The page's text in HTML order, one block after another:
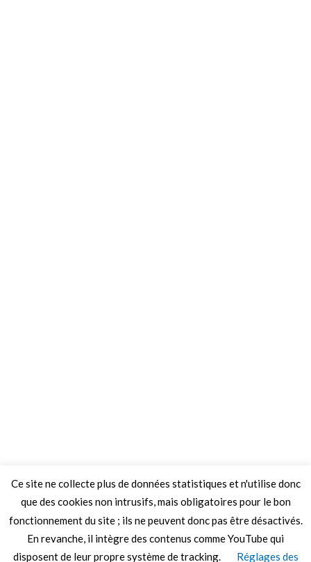
Ce site ne collecte plus de données statistiques et n'utilise donc
que des cookies non intrusifs, mais obligatoires pour le bon
fonctionnement du site ; ils ne peuvent donc pas être désactivés.
En revanche, il intègre des contenus comme YouTube qui
disposent de leur propre système de tracking.
Réglages des